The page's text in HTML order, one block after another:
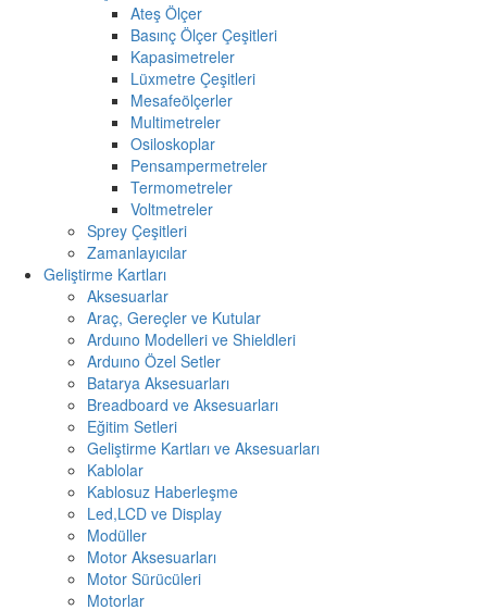
Ateş Ölçer
Basınç Ölçer Çeşitleri
Kapasimetreler
Lüxmetre Çeşitleri
Mesafeölçerler
Multimetreler
Osiloskoplar
Pensampermetreler
Termometreler
Voltmetreler
Sprey Çeşitleri
Zamanlayıcılar
Geliştirme Kartları
Aksesuarlar
Araç, Gereçler ve Kutular
Arduıno Modelleri ve Shieldleri
Arduıno Özel Setler
Batarya Aksesuarları
Breadboard ve Aksesuarları
Eğitim Setleri
Geliştirme Kartları ve Aksesuarları
Kablolar
Kablosuz Haberleşme
Led,LCD ve Display
Modüller
Motor Aksesuarları
Motor Sürücüleri
Motorlar